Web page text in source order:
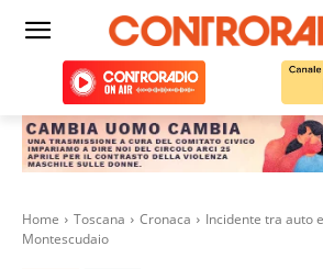
Home Toscana Cronaca
Incidente tra auto
Montescudaio